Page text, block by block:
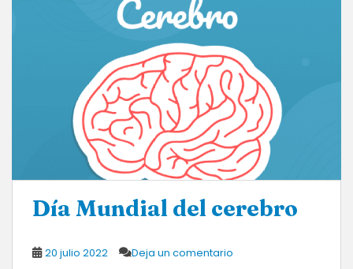
Día Mundial del cerebro
20 julio 2022 Deja un comentario